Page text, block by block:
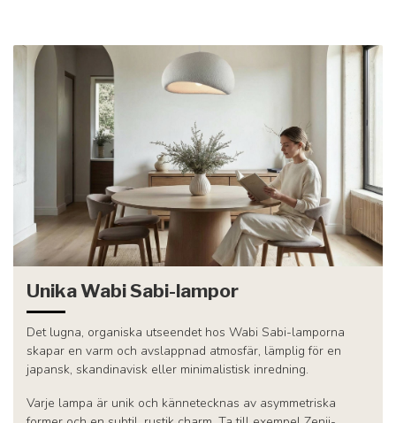
Unika Wabi Sabi-lampor
Det lugna, organiska utseendet hos Wabi Sabi-lamporna
skapar en varm och avslappnad atmosfär, lämplig för en
japansk, skandinavisk eller minimalistisk inredning.
Varje lampa är unik och kännetecknas av asymmetriska